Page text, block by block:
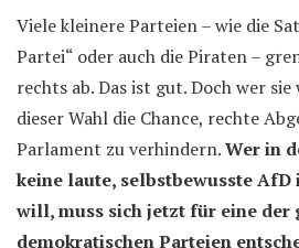
Viele kleinere Parteien – wie die
Partei“ oder auch die Piraten –
rechts ab. Das ist gut. Doch wer
dieser Wahl die Chance, rechte
Parlament zu verhindern.Wer in
keine laute, selbstbewusste AfD
will, muss sich jetzt für eine der
demokratischen Parteien